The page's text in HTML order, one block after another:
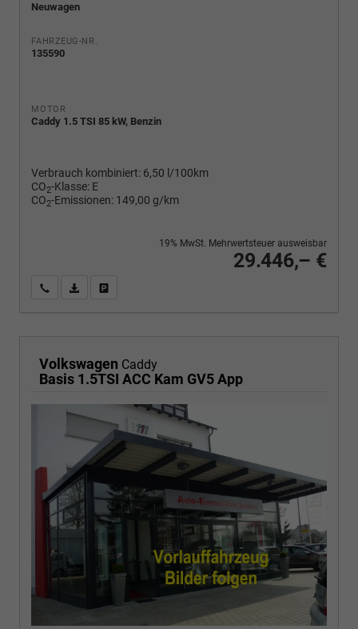
Neuwagen
FAHRZEUG-NR.
135590
MOTOR
Caddy 1.5 TSI 85 kW, Benzin
Verbrauch kombiniert: 6,50 l/100km
CO2-Klasse: E
CO2-Emissionen: 149,00 g/km
29.446,– €
19% MwSt. Mehrwertsteuer ausweisbar
Wir rufen Sie anPDF-Fahrzeugexposé drucken
Volkswagen Caddy
Basis 1.5TSI ACC Kam GV5 App